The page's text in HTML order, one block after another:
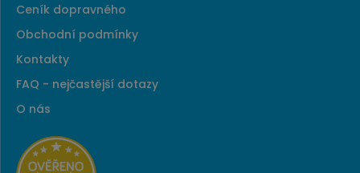
Ceník dopravného
Obchodní podmínky
Kontakty
FAQ - nejčastější dotazy
O nás